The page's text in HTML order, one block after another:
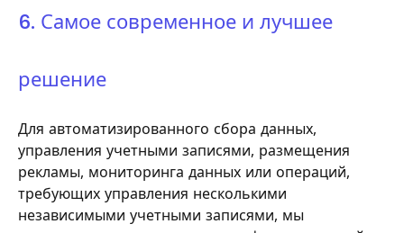
6. Самое современное и лучшее
решение
Для автоматизированного сбора данных,
управления учетными записями, размещения
рекламы, мониторинга данных или операций,
требующих управления несколькими
независимыми учетными записями, мы